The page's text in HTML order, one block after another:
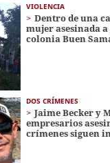
VIOLENCIA
Dentro de una
mujer asesinada a
colonia Buen
DOS CRÍMENES
Jaime Becker y
empresarios
crímenes siguen